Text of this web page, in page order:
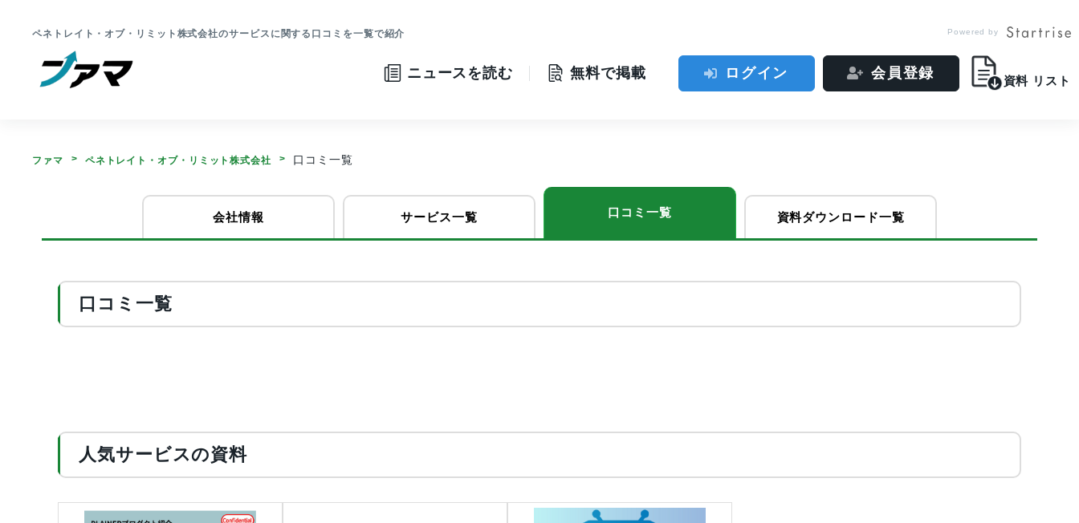
ペネトレイト・オブ・リミット株式会社のサービスに関する口コミを一覧で紹介 Powered by
ニュースを読む 無料で掲載 ログイン 会員登録 資料 リスト
ファマ ペネトレイト・オブ・リミット株式会社 口コミ一覧
会社情報 サービス一覧 口コミ一覧 資料ダウンロード一覧
口コミ一覧
人気サービスの資料